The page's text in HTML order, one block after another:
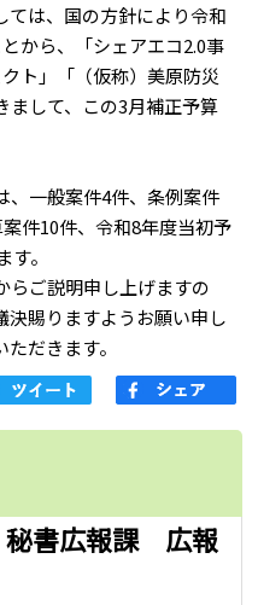
ては、国の方針により令和
から、「シェアエコ2.0事
ト」「（仮称）美原防災
まして、この3月補正予算
、一般案件4件、条例案件
件10件、令和8年度当初予
。
らご説明申し上げますの
決賜りますようお願い申し
だきます。
書広報課 広報